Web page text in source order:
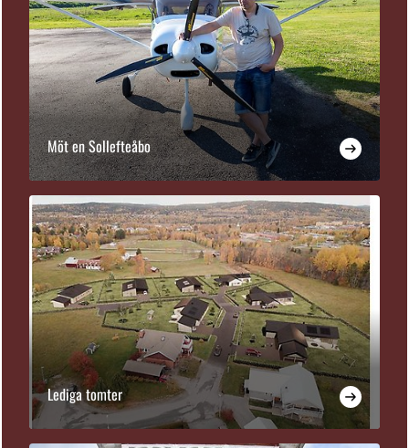
Möt en Sollefteåbo
Lediga tomter